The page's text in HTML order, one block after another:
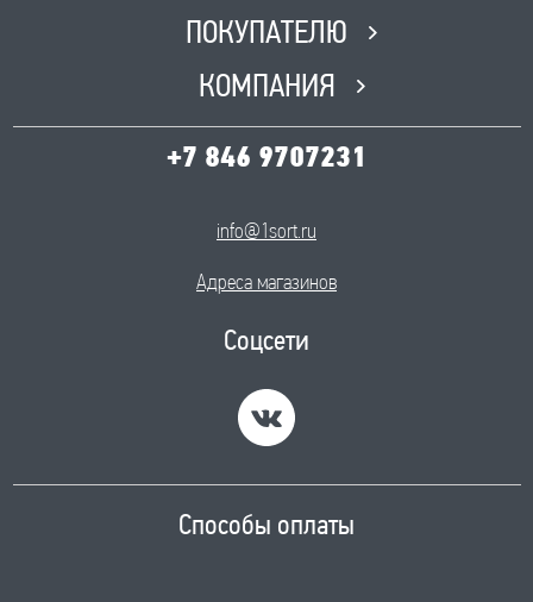
ПОКУПАТЕЛЮ
КОМПАНИЯ
+7 846 9707231
info@1sort.ru
Адреса магазинов
Соцсети
Способы оплаты